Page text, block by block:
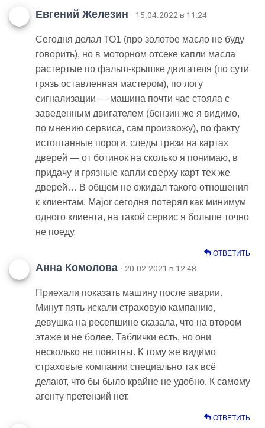
Евгений Железин · 15.04.2022 в 11:24
Сегодня делал ТО1 (про золотое масло не буду
говорить), но в моторном отсеке капли масла
растертые по фальш-крышке двигателя (по сути
грязь оставленная мастером), по логу
сигнализации — машина почти час стояла с
заведенным двигателем (бензин же я видимо,
по мнению сервиса, сам произвожу), по факту
истоптанные пороги, следы грязи на картах
дверей — от ботинок на сколько я понимаю, в
придачу и грязные капли сверху карт тех же
дверей… В общем не ожидал такого отношения
к клиентам. Major сегодня потерял как минимум
одного клиента, на такой сервис я больше точно
не поеду.
ОТВЕТИТЬ
Анна Комолова · 20.02.2021 в 12:48
Приехали показать машину после аварии.
Минут пять искали страховую кампанию,
девушка на ресепшине сказала, что на втором
этаже и не более. Таблички есть, но они
несколько не понятны. К тому же видимо
страховые компании специально так всё
делают, что бы было крайне не удобно. К самому
агенту претензий нет.
ОТВЕТИТЬ